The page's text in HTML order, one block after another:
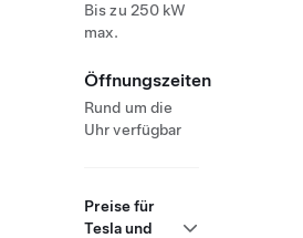
Bis zu 250 kW
max.
Öffnungszeiten
Rund um die
Uhr verfügbar
Preise für
Tesla und